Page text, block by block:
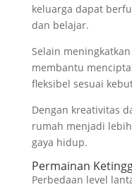
keluarga dapat
dan belajar.
Selain
membantu
fleksibel sesuai
Dengan kreativitas
rumah menjadi
gaya hidup.
Permainan
Perbedaan level